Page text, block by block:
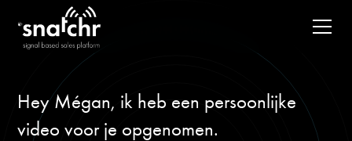
Hey Mégan, ik heb een persoonlijke
video voor je opgenomen.